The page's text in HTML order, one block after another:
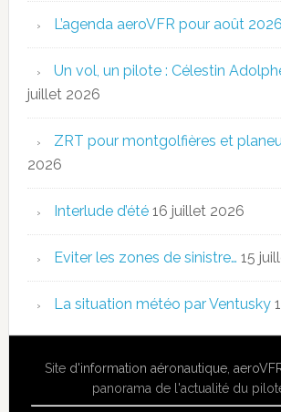
L’agenda aeroVFR pour août 2026
Un vol, un pilote : Célestin
juillet 2026
ZRT pour montgolfières et
2026
Interlude d’été 16 juillet 2026
Eviter les zones de sinistre… 15
La situation météo par Ventusky
Site d'information aéronautique ,
panorama de l'actualité du